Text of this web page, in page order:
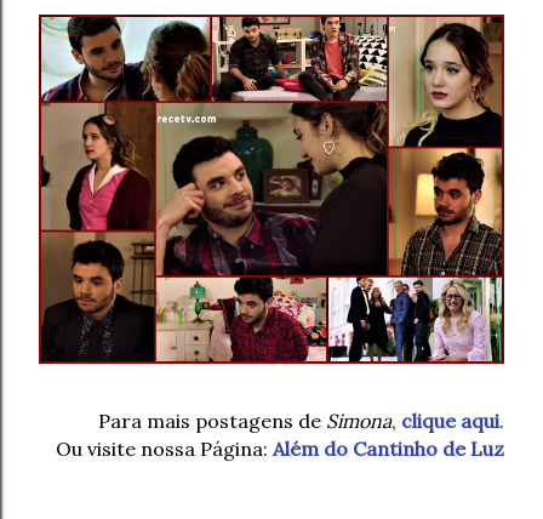
Para mais postagens de Simona, clique aqui.
Ou visite nossa Página: Além do Cantinho de Luz